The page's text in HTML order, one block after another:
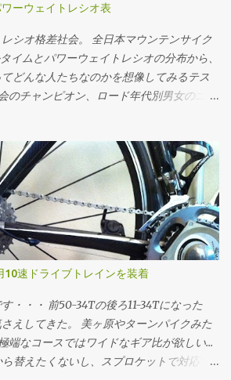
、m=65kg、g=9.81m/s^2の状況におい
s(40km/h)で走る必要なパワーは1の
・11.11^3 + 0.004・65・9.81・11.11 w =
s(40km/h)で209.07Wで走行時のCdAは2
0.004・65・9.81・11.11)/(0.5・1.226・
うフレームに乗り換えた...
ーウェイトレシオ表
シオ格差社会。 全日本マウンテンサイク
イムとパワーウェイトレシオの分布から、
てどんな人たちなのかを想像してみるテス
のチャンピオン、ロード年代別男女のゴー
ムの分布 最頻値は8.58316757(89分)で、標
ラフの横軸では最頻値89分を中心に標準
タイムから推定したパワーウェイトレシオ
パワーウェイトレシオについては 体重:
装備: 2[kg] 総重量: 70.5[kg] 転がり抵抗係
: 0.3299 (てきとう) という「標準的ホビー
、現地で採取した乗鞍の詳細な勾配データ
・大気密度etc...を加味した物理シミュレ
。平たく言えば 脳内サイクリング のエン
プルのうち、標準偏差の区間ごとに 標準偏
分の間に0 (0%) 標準偏差-2の区間である
標準偏差-1の区間である70〜89分の
10速ドライブトレインを装着
・・・ 前50-34Tの後ろ11-34Tになった
えしてきた。 美ヶ原やターンパイクみた
端なコースではワイドなギア比が欲しい...
替えたくないし、スプロケットで対応す